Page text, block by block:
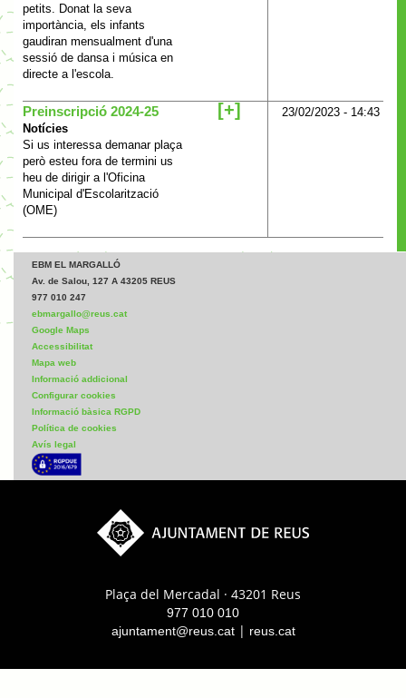
petits. Donat la seva
importància, els infants
gaudiran mensualment d'una
sessió de dansa i música en
directe a l'escola.
Preinscripció 2024-25
Notícies
Si us interessa demanar plaça
però esteu fora de termini us
heu de dirigir a l'Oficina
Municipal d'Escolarització
(OME)
[+] 23/02/2023 - 14:43
EBM EL MARGALLÓ
Av. de Salou, 127 A 43205 REUS
977 010 247
ebmargallo@reus.cat
Google Maps
Accessibilitat
Mapa web
Informació addicional
Configurar cookies
Informació bàsica RGPD
Política de cookies
Avís legal
Plaça del Mercadal · 43201 Reus
977 010 010
ajuntament@reus.cat| reus.cat